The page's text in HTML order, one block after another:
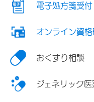
電子処方箋受付
オンライン資格
おくすり相談
ジェネリック